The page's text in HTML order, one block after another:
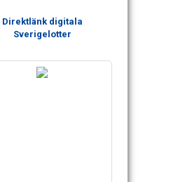
Direktlänk digitala
Sverigelotter